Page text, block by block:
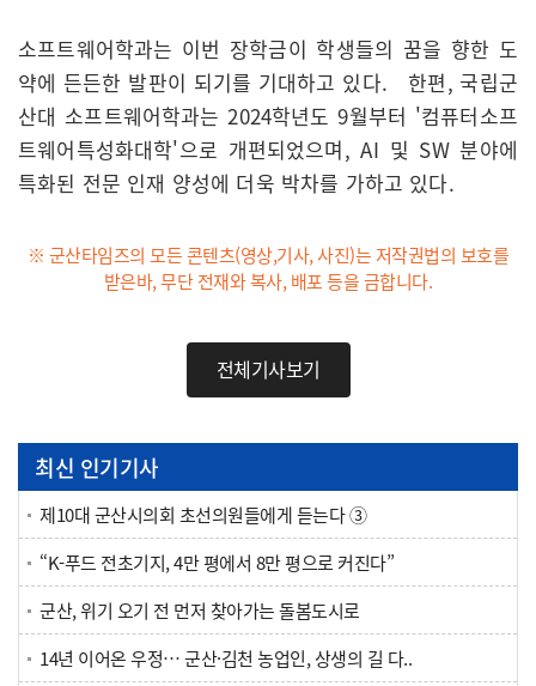
소프트웨어학과는 이번 장학금이 학생들의 꿈을 향한 도
약에 든든한 발판이 되기를 기대하고 있다. 한편, 국립군
산대 소프트웨어학과는 2024학년도 9월부터 '컴퓨터소프
트웨어특성화대학'으로 개편되었으며, AI 및 SW 분야에
특화된 전문 인재 양성에 더욱 박차를 가하고 있다.
※ 군산타임즈의 모든 콘텐츠(영상,기사, 사진)는 저작권법의 보호를
받은바, 무단 전재와 복사, 배포 등을 금합니다.
전체기사보기
최신 인기기사
제10대 군산시의회 초선의원들에게 듣는다 ③
“K-푸드 전초기지, 4만 평에서 8만 평으로 커진다”
군산, 위기 오기 전 먼저 찾아가는 돌봄도시로
14년 이어온 우정… 군산·김천 농업인, 상생의 길 다..